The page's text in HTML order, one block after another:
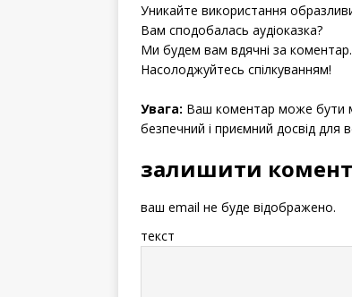
Уникайте використання
Вам сподобалась аудіоказка?
Ми будем вам вдячні за коментар.
Насолоджуйтесь спілкуванням!
Увага: Ваш коментар може бути
безпечний і приємний досвід для
залишити
ваш email не буде відображено.
текст